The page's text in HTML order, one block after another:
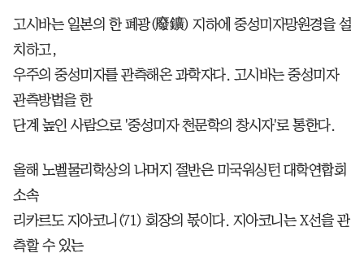
고시바는 일본의 한 폐광(廢鑛) 지하에 중성미자망원경을 설
치하고,
우주의 중성미자를 관측해온 과학자다. 고시바는 중성미자
관측방법을 한
단계 높인 사람으로 '중성미자 천문학의 창시자'로 통한다.
올해 노벨물리학상의 나머지 절반은 미국워싱턴 대학연합회
소속
리카르도 지아코니(71) 회장의 몫이다. 지아코니는 X선을 관
측할 수 있는